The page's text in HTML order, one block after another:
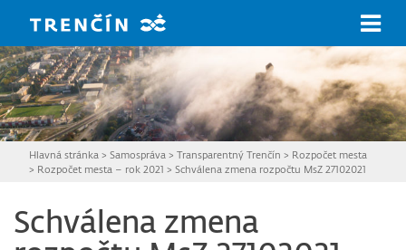
Hlavná stránka > Samospráva > Transparentný Trenčín > Rozpočet mesta
> Rozpočet mesta – rok 2021 >Schválena zmena rozpočtu MsZ 27102021
Schválena zmena